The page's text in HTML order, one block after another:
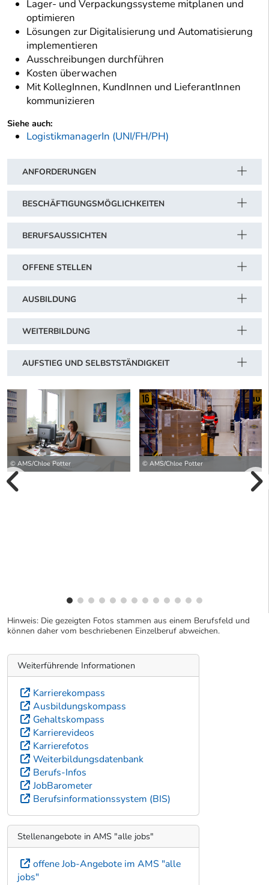
Lager- und Verpackungssysteme mitplanen und
optimieren
Lösungen zur Digitalisierung und Automatisierung
implementieren
Ausschreibungen durchführen
Kosten überwachen
Mit KollegInnen, KundInnen und LieferantInnen
kommunizieren
Siehe auch:
LogistikmanagerIn (UNI/FH/PH)
ANFORDERUNGEN
BESCHÄFTIGUNGSMÖGLICHKEITEN
BERUFSAUSSICHTEN
OFFENE STELLEN
AUSBILDUNG
WEITERBILDUNG
AUFSTIEG UND SELBSTSTÄNDIGKEIT
© AMS/Chloe Potter © AMS/Chloe Potter
Hinweis: Die gezeigten Fotos stammen aus einem Berufsfeld und
können daher vom beschriebenen Einzelberuf abweichen.
Weiterführende Informationen
Karrierekompass
Ausbildungskompass
Gehaltskompass
Karrierevideos
Karrierefotos
Weiterbildungsdatenbank
Berufs-Infos
JobBarometer
Berufsinformationssystem (BIS)
Stellenangebote in AMS "alle jobs"
offene Job-Angebote im AMS "alle
jobs"